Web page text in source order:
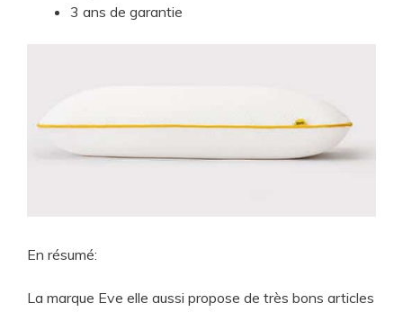
3 ans de garantie
En résumé:
​​La marque Eve elle aussi propose de très bons articles